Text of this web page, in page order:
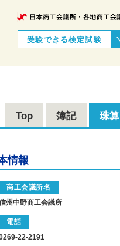
受験できる検定試験
Top 簿記 珠算
情報
商工会議所名
州中野商工会議所
電話
22-2191